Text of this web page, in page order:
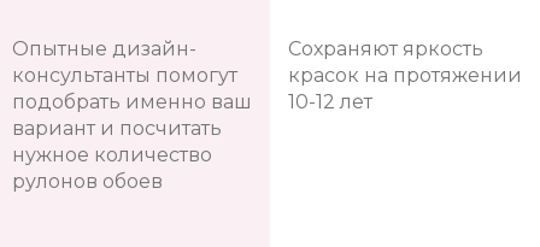
Опытные дизайн-
консультанты помогут
подобрать именно ваш
вариант и посчитать
нужное количество
рулонов обоев
Сохраняют яркость
красок на протяжении
10-12 лет